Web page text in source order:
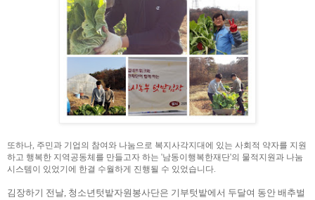
또하나, 주민과 기업의 참여와 나눔으로 복지사각지대에 있는 사회적 약자를 지원
하고 행복한 지역공동체를 만들고자 하는 '남동이행복한재단'의 물적지원과 나눔
시스템이 있었기에 한결 수월하게 진행될 수 있었습니다.
김장하기 전날, 청소년텃밭자원봉사단은 기부텃밭에서 두달여 동안 배추벌